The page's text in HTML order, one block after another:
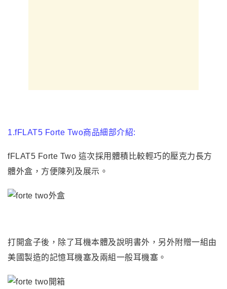
1.fFLAT5 Forte Two商品細部介紹:
fFLAT5 Forte Two 這次採用體積比較輕巧的壓克力長方
體外盒，方便陳列及展示。
打開盒子後，除了耳機本體及說明書外，另外附贈一組由
美國製造的記憶耳機塞及兩組一般耳機塞。